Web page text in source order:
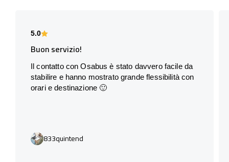
5.0
Buon servizio!
Il contatto con Osabus è stato davvero facile da
stabilire e hanno mostrato grande flessibilità con
orari e destinazione 🙂
833quintend